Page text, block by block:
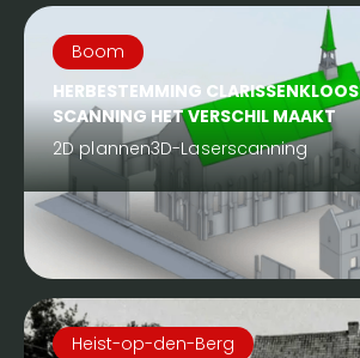
Boom
HERBESTEMMING
SCANNING HET VERSCHIL MAAKT
2D plannen3D-Laserscanning
Heist-op-den-Berg